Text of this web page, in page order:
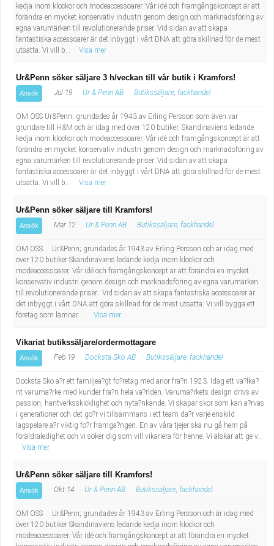
kedja inom klockor och modeaccessoarer. Vår idé och framgångskoncept är att
förändra en mycket konservativ industri genom design och marknadsföring av
egna varumärken till revolutionerande priser. Vid sidan av att skapa
fantastiska accessoarer är det inbyggt i vårt DNA att göra skillnad för de mest
utsatta. Vi vill b...
Visa mer
Ur&Penn söker säljare 3 h/veckan till vår butik i Kramfors!
Ansök Jul 19 Ur & Penn AB Butikssäljare, fackhandel
OM OSS Ur&Penn; grundades år 1943 av Erling Persson som även var
grundare till H&M och är idag med över 120 butiker, Skandinaviens ledande
kedja inom klockor och modeaccessoarer. Vår idé och framgångskoncept är att
förändra en mycket konservativ industri genom design och marknadsföring av
egna varumärken till revolutionerande priser. Vid sidan av att skapa
fantastiska accessoarer är det inbyggt i vårt DNA att göra skillnad för de mest
utsatta. Vi vill b...
Visa mer
Ur&Penn söker säljare till Kramfors!
Ansök Mar 12 Ur & Penn AB Butikssäljare, fackhandel
OM OSS Ur&Penn; grundades år 1943 av Erling Persson och är idag med
över 120 butiker Skandinaviens ledande kedja inom klockor och
modeaccessoarer. Vår idé och framgångskoncept är att förändra en mycket
konservativ industri genom design och marknadsföring av egna varumärken
till revolutionerande priser. Vid sidan av att skapa fantastiska accessoarer är
det inbyggt i vårt DNA att göra skillnad för de mest utsatta. Vi vill bygga ett
företag som lämnar ...
Visa mer
Vikariat butikssäljare/ordermottagare
Ansök Feb 19 Docksta Sko AB Butikssäljare, fackhandel
Docksta Sko a?r ett familjea?gt fo?retag med anor fra?n 1923. Idag ett va?lka?
nt varuma?rke med kunder fra?n hela va?rlden. Varuma?rkets design drivs av
passion, hantverksskicklighet och nyta?nkande. Vi skapar skor som kan a?rvas
i generationer och det go?r vi tillsammans i ett team da?r varje enskild
lagspelare a?r viktig fo?r framga?ngen. En av våra tjejer ska nu gå hem på
föräldraledighet och vi söker dig som vill vikariera för henne. Vi älskar att ge v...
Visa mer
Ur&Penn söker säljare till Kramfors!
Ansök Okt 14 Ur & Penn AB Butikssäljare, fackhandel
OM OSS Ur&Penn; grundades år 1943 av Erling Persson och är idag med
över 120 butiker Skandinaviens ledande kedja inom klockor och
modeaccessoarer. Vår idé och framgångskoncept är att förändra en mycket